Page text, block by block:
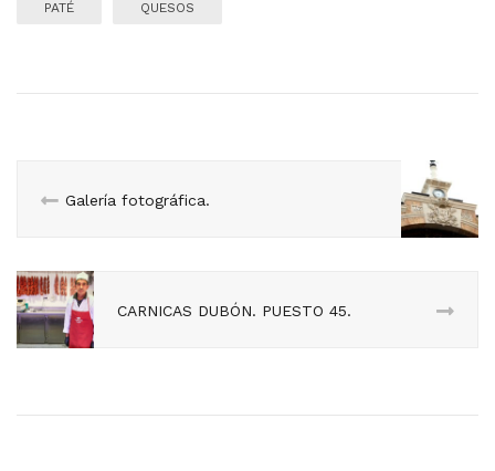
PATÉ QUESOS
Galería fotográfica.
CARNICAS DUBÓN. PUESTO 45.